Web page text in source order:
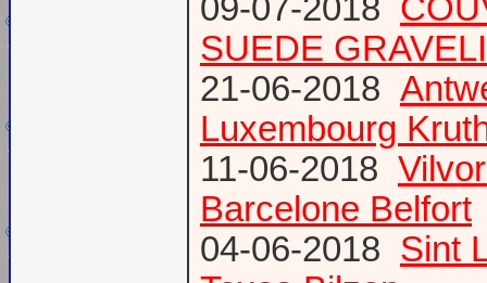
09-07-2018
SUEDE
21-06-2018
Luxembourg
11-06-2018
Barcelone Belfort
04-06-2018 Sint